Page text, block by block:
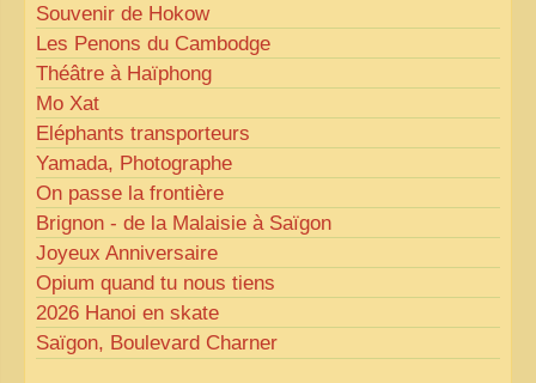
Souvenir de Hokow
Les Penons du Cambodge
Théâtre à Haïphong
Mo Xat
Eléphants transporteurs
Yamada, Photographe
On passe la frontière
Brignon - de la Malaisie à Saïgon
Joyeux Anniversaire
Opium quand tu nous tiens
2026 Hanoi en skate
Saïgon, Boulevard Charner